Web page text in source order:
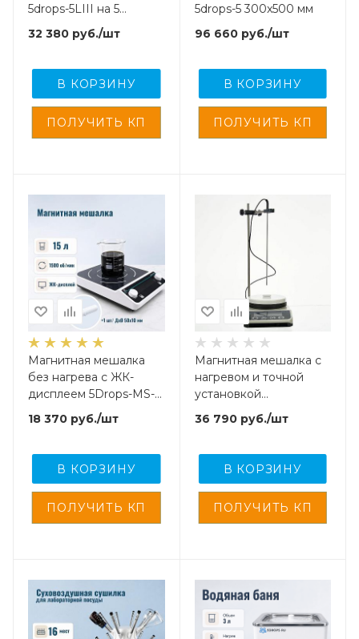
5drops-5LIII на 5
литров, с защитой от
перегрева
32 380 руб./шт
В КОРЗИНУ
5drops-5 300x500 мм
96 660руб./шт
В КОРЗИНУ
Магнитная мешалка
без нагрева c ЖК-
дисплеем 5Drops-MS-
15 на 15 литров
18 370 руб./шт
В КОРЗИНУ
Магнитная мешалка с
нагревом и точной
установкой
температуры HSS-2 на
2 литра
36 790руб./шт
В КОРЗИНУ